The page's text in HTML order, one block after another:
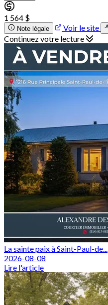
1 564 $
Note légale Voir le site
Continuez votre lecture
La sainte paix à Saint-Paul-de...
2026-08-08
Lire l'article